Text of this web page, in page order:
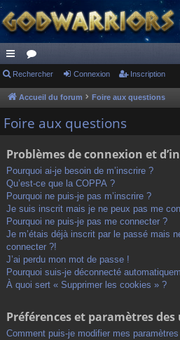
ac
co
ur
s
or
u
Rechercher Connexion Inscription
Accueil du forum Foire aux questions
Foire aux questions
Problèmes de connexion et
Pourquoi ai-je besoin de m’inscrire ?
Qu’est-ce que la COPPA ?
Pourquoi ne puis-je pas m’inscrire ?
Je suis inscrit mais je ne peux pas me
Pourquoi ne puis-je pas me connecter ?
Je m’étais déjà inscrit par le passé mais
connecter ?!
J’ai perdu mon mot de passe !
Pourquoi suis-je déconnecté
À quoi sert « Supprimer les cookies » ?
Préférences et paramètres
Comment puis-je modifier mes